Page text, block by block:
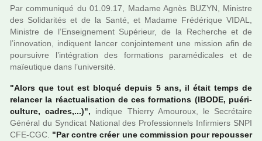
Par com­mu­ni­qué du 01.09.17, Madame Agnès BUZYN, Ministre
des Solidarités et de la Santé, et Madame Frédérique VIDAL,
Ministre de l’Enseignement Supérieur, de la Recherche et de
l’inno­va­tion, indi­quent lancer conjoin­te­ment une mis­sion afin de
pour­sui­vre l’inté­gra­tion des for­ma­tions para­mé­di­ca­les et de
maïeu­ti­que dans l’uni­ver­sité.
"Alors que tout est bloqué depuis 5 ans, il était temps de
relan­cer la réac­tua­li­sa­tion de ces for­ma­tions (IBODE, pué­ri­
culture, cadres,...)", indi­que Thierry Amouroux, le Secrétaire
Général du Syndicat National des Professionnels Infirmiers SNPI
CFE-CGC. "Par contre créer une com­mis­sion pour repous­ser